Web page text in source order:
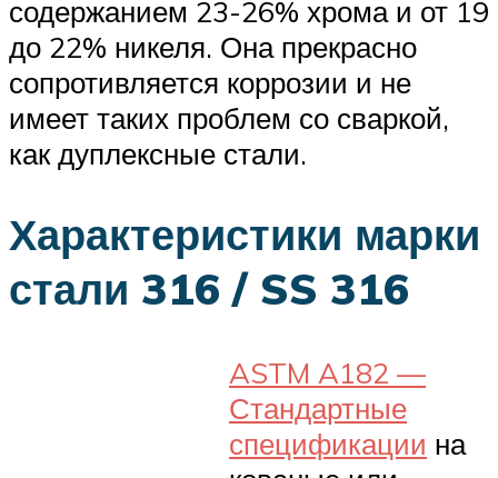
содержанием 23-26% хрома и от 19
до 22% никеля. Она прекрасно
сопротивляется коррозии и не
имеет таких проблем со сваркой,
как дуплексные стали.
Характеристики марки
стали 316 / SS 316
ASTM A182 —
Стандартные
спецификации на